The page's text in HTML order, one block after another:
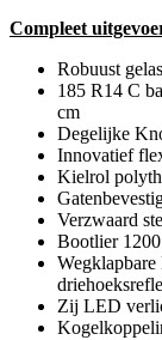
Compleet
Robuust
185 R14 C
cm
Degelijke
Innovatief
Kielrol
Verzwaard
Bootlier
Zij LED